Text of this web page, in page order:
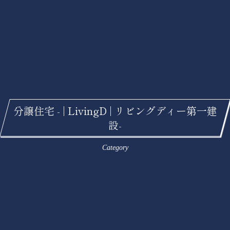
分譲住宅 - | LivingD | リビングディー第一建
設-
Category